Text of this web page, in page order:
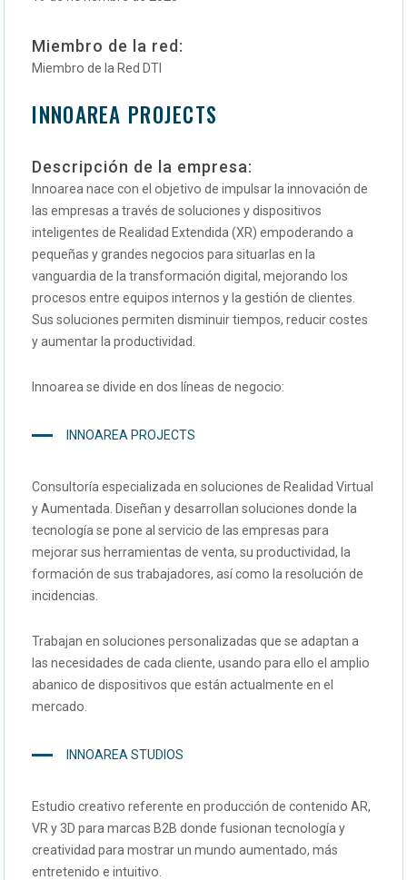
Miembro de la red:
Miembro de la Red DTI
INNOAREA PROJECTS
Descripción de la empresa:
Innoarea nace con el objetivo de impulsar la innovación de
las empresas a través de soluciones y dispositivos
inteligentes de Realidad Extendida (XR) empoderando a
pequeñas y grandes negocios para situarlas en la
vanguardia de la transformación digital, mejorando los
procesos entre equipos internos y la gestión de clientes.
Sus soluciones permiten disminuir tiempos, reducir costes
y aumentar la productividad.
Innoarea se divide en dos líneas de negocio:
INNOAREA PROJECTS
Consultoría especializada en soluciones de Realidad Virtual
y Aumentada. Diseñan y desarrollan soluciones donde la
tecnología se pone al servicio de las empresas para
mejorar sus herramientas de venta, su productividad, la
formación de sus trabajadores, así como la resolución de
incidencias.
Trabajan en soluciones personalizadas que se adaptan a
las necesidades de cada cliente, usando para ello el amplio
abanico de dispositivos que están actualmente en el
mercado.
INNOAREA STUDIOS
Estudio creativo referente en producción de contenido AR,
VR y 3D para marcas B2B donde fusionan tecnología y
creatividad para mostrar un mundo aumentado, más
entretenido e intuitivo.